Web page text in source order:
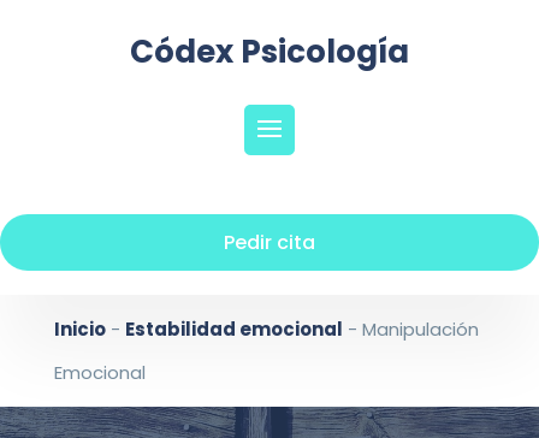
Códex Psicología
Pedir cita
Inicio- Estabilidad emocional - Manipulación
Emocional